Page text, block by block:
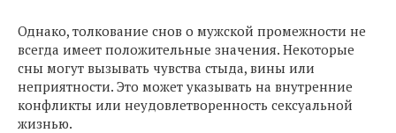
Однако, толкование снов о мужской промежности не
всегда имеет положительные значения. Некоторые
сны могут вызывать чувства стыда, вины или
неприятности. Это может указывать на внутренние
конфликты или неудовлетворенность сексуальной
жизнью.